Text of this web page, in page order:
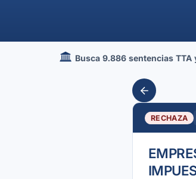
Busca 9.886 sentencias
RECHAZA